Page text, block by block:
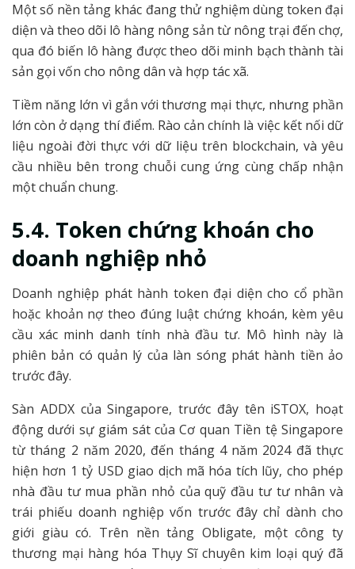
Một số nền tảng khác đang thử nghiệm dùng token đại
diện và theo dõi lô hàng nông sản từ nông trại đến chợ,
qua đó biến lô hàng được theo dõi minh bạch thành tài
sản gọi vốn cho nông dân và hợp tác xã.
Tiềm năng lớn vì gắn với thương mại thực, nhưng phần
lớn còn ở dạng thí điểm. Rào cản chính là việc kết nối dữ
liệu ngoài đời thực với dữ liệu trên blockchain, và yêu
cầu nhiều bên trong chuỗi cung ứng cùng chấp nhận
một chuẩn chung.
5.4. Token chứng khoán cho
doanh nghiệp nhỏ
Doanh nghiệp phát hành token đại diện cho cổ phần
hoặc khoản nợ theo đúng luật chứng khoán, kèm yêu
cầu xác minh danh tính nhà đầu tư. Mô hình này là
phiên bản có quản lý của làn sóng phát hành tiền ảo
trước đây.
Sàn ADDX của Singapore, trước đây tên iSTOX, hoạt
động dưới sự giám sát của Cơ quan Tiền tệ Singapore
từ tháng 2 năm 2020, đến tháng 4 năm 2024 đã thực
hiện hơn 1 tỷ USD giao dịch mã hóa tích lũy, cho phép
nhà đầu tư mua phần nhỏ của quỹ đầu tư tư nhân và
trái phiếu doanh nghiệp vốn trước đây chỉ dành cho
giới giàu có. Trên nền tảng Obligate, một công ty
thương mại hàng hóa Thụy Sĩ chuyên kim loại quý đã